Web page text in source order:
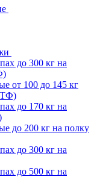
до 300 кг на
от 100 до 145 кг
до 170 кг на
до 200 кг на полку
до 300 кг на
до 500 кг на